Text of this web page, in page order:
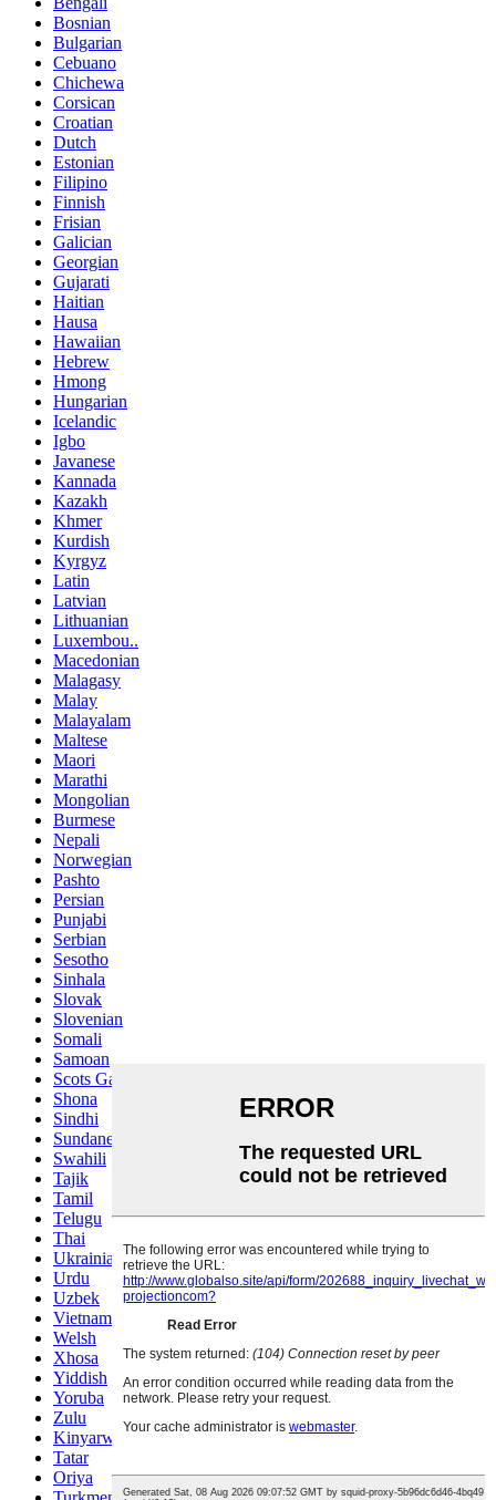
Bosnian
Bulgarian
Cebuano
Chichewa
Corsican
Croatian
Dutch
Estonian
Filipino
Finnish
Frisian
Galician
Georgian
Gujarati
Haitian
Hausa
Hawaiian
Hebrew
Hmong
Hungarian
Icelandic
Igbo
Javanese
Kannada
Kazakh
Khmer
Kurdish
Kyrgyz
Latin
Latvian
Lithuanian
Luxembou..
Macedonian
Malagasy
Malay
Malayalam
Maltese
Maori
Marathi
Mongolian
Burmese
Nepali
Norwegian
Pashto
Persian
Punjabi
Serbian
Sesotho
Sinhala
Slovak
Slovenian
Somali
Samoan
Scots Gaelic
Shona
Sindhi
Sundanese
Swahili
Tajik
Tamil
Telugu
Thai
Ukrainian
Urdu
Uzbek
Vietnamese
Welsh
Xhosa
Yiddish
Yoruba
Zulu
Kinyarwanda
Tatar
Oriya